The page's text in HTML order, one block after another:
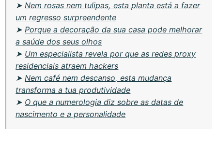
➤Nem rosas nem tulipas, esta planta está a fazer
um regresso surpreendente
➤Porque a decoração da sua casa pode melhorar
a saúde dos seus olhos
➤ Um especialista revela por que as redes proxy
residenciais atraem hackers
➤Nem café nem descanso, esta mudança
transforma a tua produtividade
➤ O que a numerologia diz sobre as datas de
nascimento e a personalidade